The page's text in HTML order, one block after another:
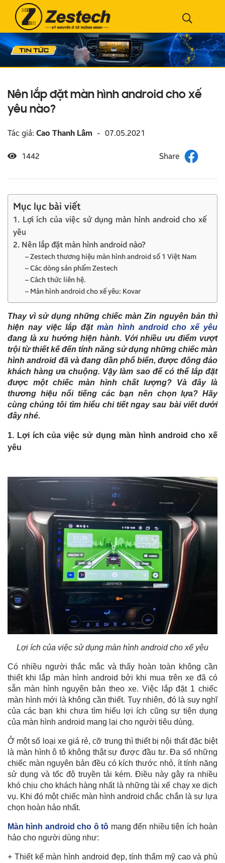
Nên lắp đặt màn hình android cho xế
yêu nào?
Tác giả: Cao Thanh Lâm - 07.05.2021
1442
Mục lục bài viết
1. Lợi ích của việc sử dụng màn hình android cho xế
yêu
2. Nên lắp đặt màn hình android nào?
– Zestech thương hiệu màn hình android số 1 Việt Nam
– Các dòng sản phẩm Zestech
– Cách thức liên hệ.
– Màn hình android cho xế yêu: Kovar
Thay vì sử dụng những chiếc màn Zin nguyên bản thì
hiện nay việc lắp đặt màn hình android cho xế yêu
đang là xu hướng hiện hành. Với nhiều ưu điểm vượt
trội từ thiết kế đến tính năng sử dụng những chiếc màn
hình android đã và đang dần phổ biến, được đông đảo
khách hàng ưa chuộng. Vậy làm sao để có thể lắp đặt
được một chiếc màn hình chất lượng? Và đây là
thương hiệu nổi tiếng các bạn nên chọn lựa? Hãy
cùng chúng tôi tìm hiểu chi tiết ngay sau bài viết dưới
đây nhé.
1. Lợi ích của việc sử dụng màn hình android cho xế
yêu
Lợi ích của việc sử dụng màn hình android cho xế yêu
Có nhiều người thắc mắc và thấy hoàn toàn không cần
thiết khi lắp màn hình android bởi khi mua trên xe đã có
sẵn màn hình nguyên bản theo xe. Việc lắp đặt 1 chiếc
màn hình mới là không cần thiết. Tuy nhiên, đó là suy nghĩ
của các bạn khi chưa tìm hiểu lợi ích cũng sự tiện dụng
của màn hình android mang lại cho người tiêu dùng.
Ở một số loại xe giá rẻ, cỡ trung thì thiết bị nội thất đặc biệt
là màn hình ô tô không thật sự được đầu tư. Đa số những
chiếc màn nguyên bản đều có kích thước nhỏ, ít tính năng
sử dụng và tốc độ truyền tải kém. Điều này gây ra nhiều
khó chịu cho khách hàng nhất là những tài xế chạy xe dịch
vụ. Khi đó một chiếc màn hình android chắc chắn là sự lựa
chọn hoàn hảo nhất.
Màn hình android cho ô tô mang đến nhiều tiện ích hoàn
hảo cho người dùng như:
+ Thiết kế màn hình android đẹp, tính thẩm mỹ cao và phù